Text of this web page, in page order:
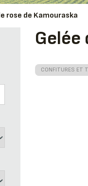
rose de Kamouraska
Gelée
CONFITURES ET